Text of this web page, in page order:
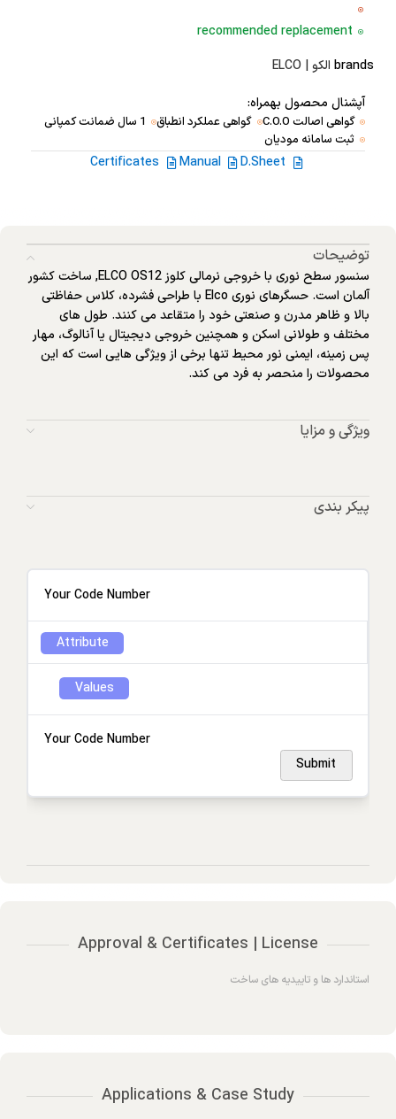
recommended replacement
brands الکو | ELCO
آپشنال محصول بهمراه:
گواهی اصالت C.O.O گواهی عملکرد انطباق
1 سال ضمانت کمپانی
ثبت سامانه مودیان
D.Sheet
Manual
Certificates
توضیحات
سنسور سطح نوری با خروجی نرمالی کلوز ELCO OS12, ساخت کشور
آلمان است. حسگرهای نوری Elco با طراحی فشرده، کلاس حفاظتی
بالا و ظاهر مدرن و صنعتی خود را متقاعد می کنند. طول های
مختلف و طولانی اسکن و همچنین خروجی دیجیتال یا آنالوگ، مهار
پس زمینه، ایمنی نور محیط تنها برخی از ویژگی هایی است که این
محصولات را منحصر به فرد می کند.
ویژگی و مزایا
پیکر بندی
Your Code Number
Attribute
Values
Your Code Number
Submit
Approval & Certificates | License
استاندارد ها و تاییدیه های ساخت
Applications & Case Study